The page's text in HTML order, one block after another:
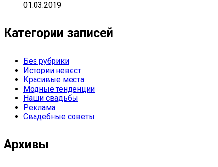
01.03.2019
Категории записей
Без рубрики
Истории невест
Красивые места
Модные тенденции
Наши свадьбы
Реклама
Свадебные советы
Архивы